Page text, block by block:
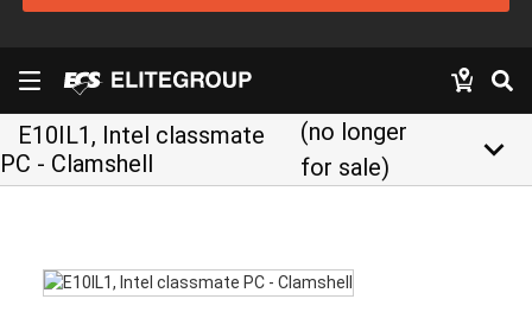
E10IL1, Intel classmate
PC - Clamshell
(no longer
for sale)
keyboard_arrow_down